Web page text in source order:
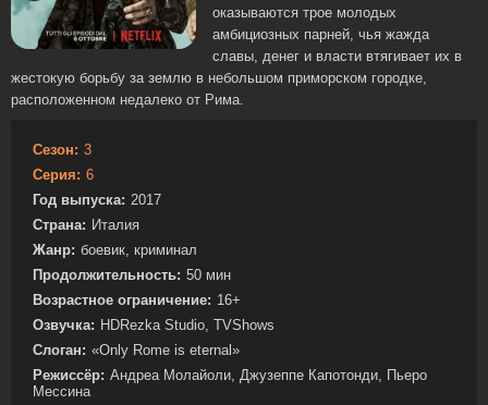
оказываются трое молодых
амбициозных парней, чья жажда
славы, денег и власти втягивает их в
жестокую борьбу за землю в небольшом приморском городке,
расположенном недалеко от Рима.
Сезон: 3
Серия: 6
Год выпуска: 2017
Страна: Италия
Жанр: боевик, криминал
Продолжительность: 50 мин
Возрастное ограничение: 16+
Озвучка: HDRezka Studio, TVShows
Слоган: «Only Rome is eternal»
Режиссёр: Андреа Молайоли, Джузеппе Капотонди, Пьеро
Мессина